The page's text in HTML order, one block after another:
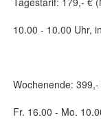
10.00 - 10.00 Uhr,
Wochenende:
Fr. 16.00 - Mo.